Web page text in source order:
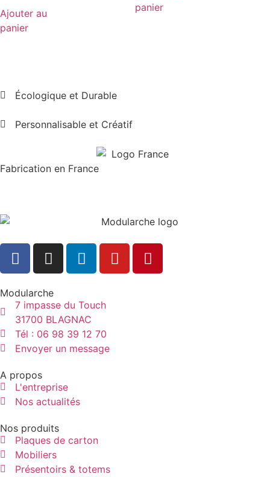
Ajouter au
panier
panier
Écologique et Durable
Personnalisable et Créatif
Fabrication en France
Modularche
7 impasse du Touch
31700 BLAGNAC
Tél : 06 98 39 12 70
Envoyer un message
A propos
L'entreprise
Nos actualités
Nos produits
Plaques de carton
Mobiliers
Présentoirs & totems